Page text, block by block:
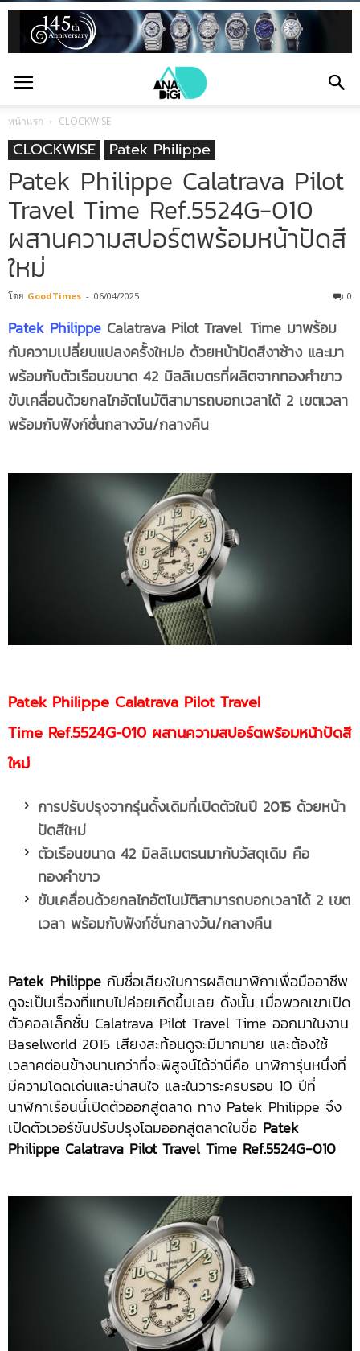
หน้าแรก CLOCKWISE
CLOCKWISE Patek Philippe
Patek Philippe Calatrava Pilot
Travel Time Ref.5524G-010
ผสานความสปอร์ตพร้อมหน้าปัดสี
ใหม่
โดย GoodTimes - 06/04/2025 0
Patek Philippe Calatrava Pilot Travel Time มาพร้อม
กับความเปลี่ยนแปลงครั้งใหม่อ ด้วยหน้าปัดสีงาช้าง และมา
พร้อมกับตัวเรือนขนาด 42 มิลลิเมตรที่ผลิตจากทองคำขาว
ขับเคลื่อนด้วยกลไกอัตโนมัติสามารถบอกเวลาได้ 2 เขตเวลา
พร้อมกับฟังก์ชั่นกลางวัน/กลางคืน
Patek Philippe Calatrava Pilot Travel
Time Ref.5524G-010 ผสานความสปอร์ตพร้อมหน้าปัดสี
ใหม่
การปรับปรุงจากรุ่นดั้งเดิมที่เปิดตัวในปี 2015 ด้วยหน้า
ปัดสีใหม่
ตัวเรือนขนาด 42 มิลลิเมตรนมากับวัสดุเดิม คือ
ทองคำขาว
ขับเคลื่อนด้วยกลไกอัตโนมัติสามารถบอกเวลาได้ 2 เขต
เวลา พร้อมกับฟังก์ชั่นกลางวัน/กลางคืน
Patek Philippe กับชื่อเสียงในการผลิตนาฬิกาเพื่อมืออาชีพ
ดูจะเป็นเรื่องที่แทบไม่ค่อยเกิดขึ้นเลย ดังนั้น เมื่อพวกเขาเปิด
ตัวคอลเล็กชั่น Calatrava Pilot Travel Time ออกมาในงาน
Baselworld 2015 เสียงสะท้อนดูจะมีมากมาย และต้องใช้
เวลาคต่อนข้างนานกว่าที่จะพิสูจน์ได้ว่านี่คือ นาฬิการุ่นหนึ่งที่
มีความโดดเด่นและน่าสนใจ และในวาระครบรอบ 10 ปีที่
นาฬิกาเรือนนี้เปิดตัวออกสู่ตลาด ทาง Patek Philippe จึง
เปิดตัวเวอร์ชันปรับปรุงโฉมออกสู่ตลาดในชื่อ Patek
Philippe Calatrava Pilot Travel Time Ref.5524G-010